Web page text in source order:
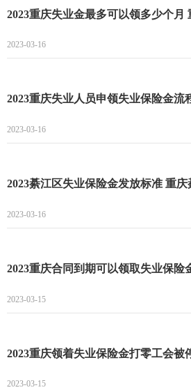
2023重庆失业金最多可以领多少个月
2023-03-16
2023-03-16
2023-03-16
2023-03-15
2023-03-15